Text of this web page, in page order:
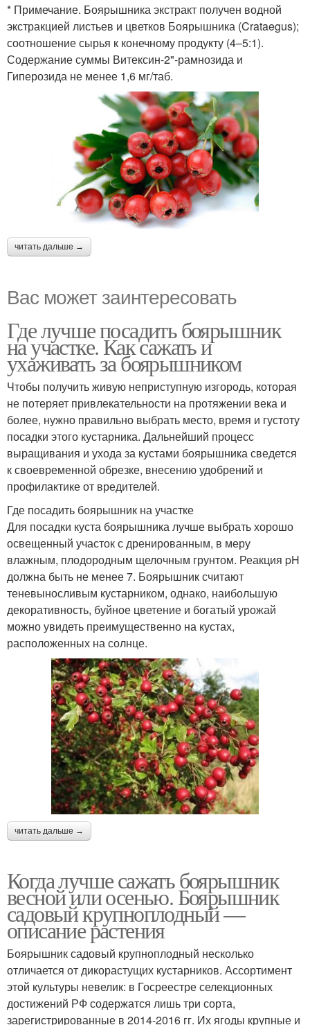
* Примечание. Боярышника экстракт получен водной
экстракцией листьев и цветков Боярышника (Crataegus);
соотношение сырья к конечному продукту (4–5:1).
Содержание суммы Витексин-2"-рамнозида и
Гиперозида не менее 1,6 мг/таб.
читать дальше →
Вас может заинтересовать
Где лучше посадить боярышник
на участке. Как сажать и
ухаживать за боярышником
Чтобы получить живую неприступную изгородь, которая
не потеряет привлекательности на протяжении века и
более, нужно правильно выбрать место, время и густоту
посадки этого кустарника. Дальнейший процесс
выращивания и ухода за кустами боярышника сведется
к своевременной обрезке, внесению удобрений и
профилактике от вредителей.
Где посадить боярышник на участке
Для посадки куста боярышника лучше выбрать хорошо
освещенный участок с дренированным, в меру
влажным, плодородным щелочным грунтом. Реакция pH
должна быть не менее 7. Боярышник считают
теневыносливым кустарником, однако, наибольшую
декоративность, буйное цветение и богатый урожай
можно увидеть преимущественно на кустах,
расположенных на солнце.
читать дальше →
Когда лучше сажать боярышник
весной или осенью. Боярышник
садовый крупноплодный —
описание растения
Боярышник садовый крупноплодный несколько
отличается от дикорастущих кустарников. Ассортимент
этой культуры невелик: в Госреестре селекционных
достижений РФ содержатся лишь три сорта,
зарегистрированные в 2014-2016 гг. Их ягоды крупные и